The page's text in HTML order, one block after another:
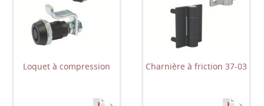
Loquet à compression Charnière à friction 37-03